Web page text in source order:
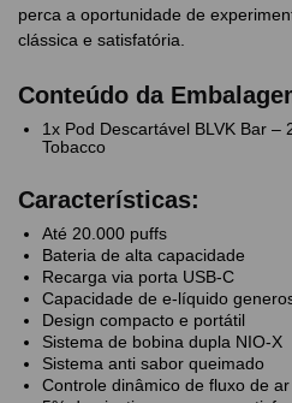
perca a oportunidade de
clássica e satisfatória.
Conteúdo da
1x Pod Descartável BLVK Bar –
Tobacco
Características:
Até 20.000 puffs
Bateria de alta capacidade
Recarga via porta USB-C
Capacidade de e-líquido
Design compacto e portátil
Sistema de bobina dupla NIO-X
Sistema anti sabor queimado
Controle dinâmico de fluxo de ar